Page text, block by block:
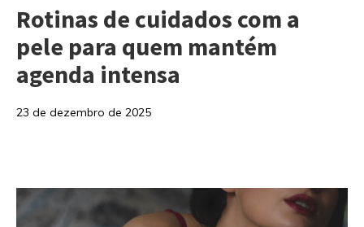
Rotinas de cuidados com a
pele para quem mantém
agenda intensa
23 de dezembro de 2025